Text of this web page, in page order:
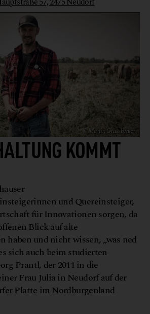
© Martin Grassberger
KOMMT
und Quereinsteiger,
für Innovationen sorgen, da
Blick auf alte
haben und nicht wissen, „was ned
sich auch beim studierten
Prantl, der 2011 in die
Frau Julia in Neudorf auf der
Platte im Nordburgenland